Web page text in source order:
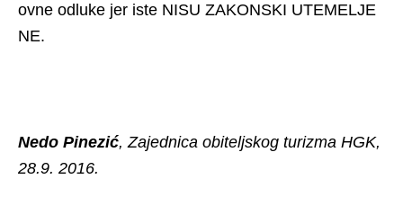
ovne odluke jer iste NISU ZAKONSKI UTEMELJE
NE.
Nedo Pinezić, Zajednica obiteljskog turizma HGK,
28.9. 2016.